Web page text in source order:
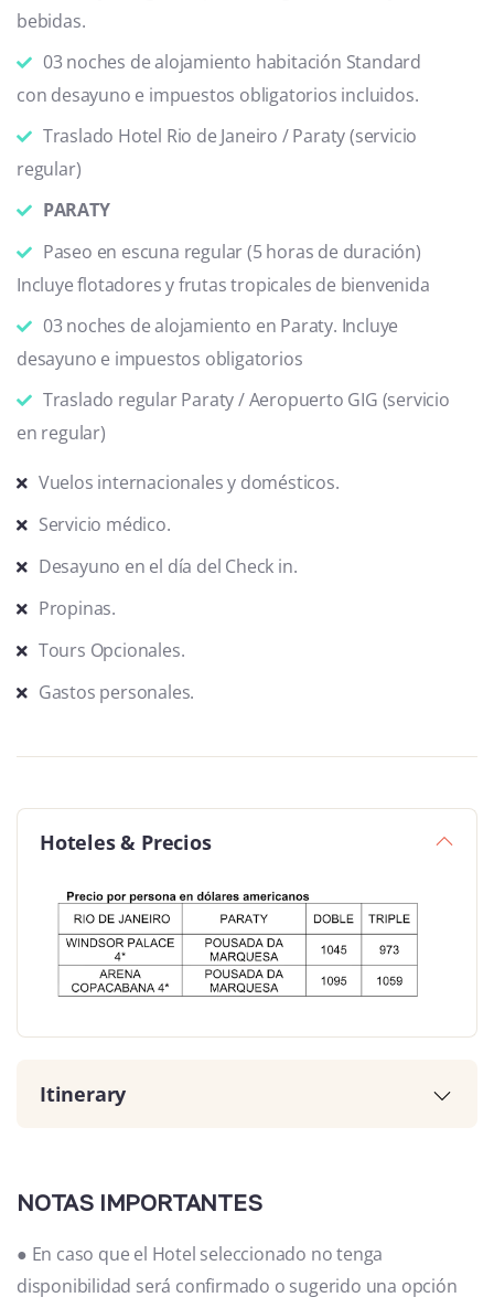
bebidas.
03 noches de alojamiento habitación Standard
con desayuno e impuestos obligatorios incluidos.
Traslado Hotel Rio de Janeiro / Paraty (servicio
regular)
PARATY
Paseo en escuna regular (5 horas de duración)
Incluye flotadores y frutas tropicales de bienvenida
03 noches de alojamiento en Paraty. Incluye
desayuno e impuestos obligatorios
Traslado regular Paraty / Aeropuerto GIG (servicio
en regular)
Vuelos internacionales y domésticos.
Servicio médico.
Desayuno en el día del Check in.
Propinas.
Tours Opcionales.
Gastos personales.
Hoteles & Precios
Itinerary
NOTAS IMPORTANTES
● En caso que el Hotel seleccionado no tenga
disponibilidad será confirmado o sugerido una opción